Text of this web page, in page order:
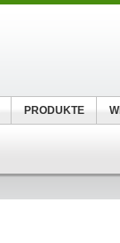
PRODUKTE